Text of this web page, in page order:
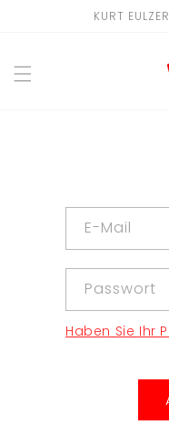
KURT
E-Mail
Passwort
Haben Sie Ihr